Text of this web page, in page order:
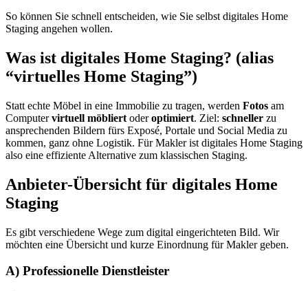
So können Sie schnell entscheiden, wie Sie selbst digitales Home
Staging angehen wollen.
Was ist digitales Home Staging? (alias
“virtuelles Home Staging”)
Statt echte Möbel in eine Immobilie zu tragen, werden Fotos am
Computervirtuell möbliert oderoptimiert. Ziel: schneller zu
ansprechenden Bildern fürs Exposé, Portale und Social Media zu
kommen, ganz ohne Logistik. Für Makler ist digitales Home Staging
also eine effiziente Alternative zum klassischen Staging.
Anbieter-Übersicht für digitales Home
Staging
Es gibt verschiedene Wege zum digital eingerichteten Bild. Wir
möchten eine Übersicht und kurze Einordnung für Makler geben.
A) Professionelle Dienstleister